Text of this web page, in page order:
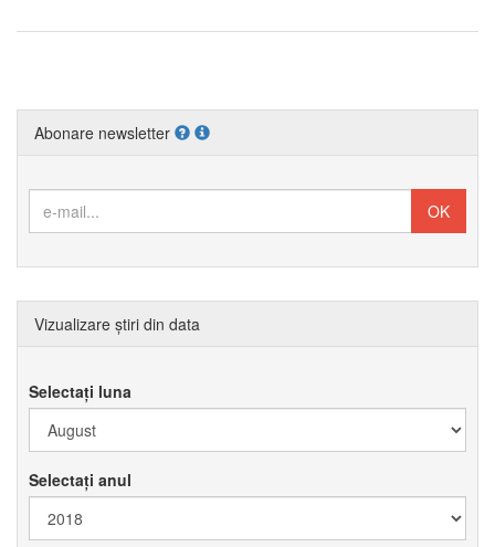
Abonare newsletter
Vizualizare știri din data
Selectați luna
Selectați anul